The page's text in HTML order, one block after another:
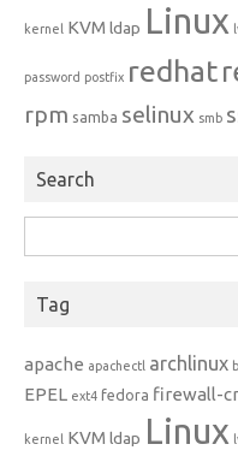
kernel KVM ldap Linux
password postfix redhat
rpm samba selinux smb
Search
per:
Tag
apache apachectl archlinux
EPEL ext4 fedora firewall-
kernel KVM ldap Linux